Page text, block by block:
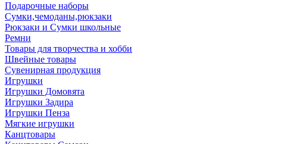
Подарочные наборы
Сумки,чемоданы,рюкзаки
Рюкзаки и Сумки школьные
Ремни
Товары для творчества и хобби
Швейные товары
Сувенирная продукция
Игрушки
Игрушки Домовята
Игрушки Задира
Игрушки Пенза
Мягкие игрушки
Канцтовары